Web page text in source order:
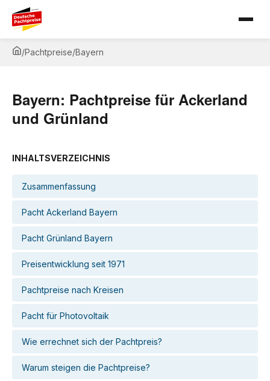
/Pachtpreise/Bayern
Bayern: Pachtpreise für Ackerland
und Grünland
INHALTSVERZEICHNIS
Zusammenfassung
Pacht Ackerland Bayern
Pacht Grünland Bayern
Preisentwicklung seit 1971
Pachtpreise nach Kreisen
Pacht für Photovoltaik
Wie errechnet sich der Pachtpreis?
Warum steigen die Pachtpreise?